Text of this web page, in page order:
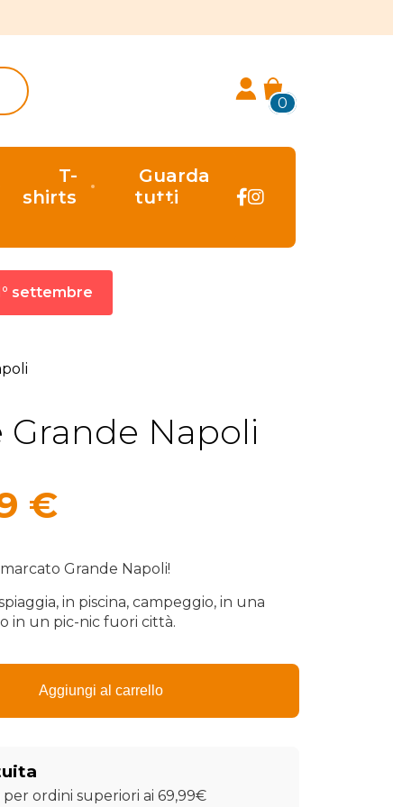
0
T-
shirts
Guarda
tutti
settembre
Grande Napoli
€Il
attuale
è:
Grande Napoli!
in piscina, campeggio, in una
in un pic-nic fuori città.
Aggiungi al carrello
ordini superiori ai 69,99€